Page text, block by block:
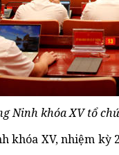
Ninh khóa XV tổ
khóa XV, nhiệm kỳ